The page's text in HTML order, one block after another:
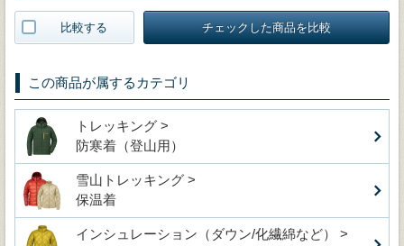
比較する チェックした商品を比較
この商品が属するカテゴリ
トレッキング >
防寒着（登山用）
雪山トレッキング >
保温着
インシュレーション（ダウン/化繊綿など） >